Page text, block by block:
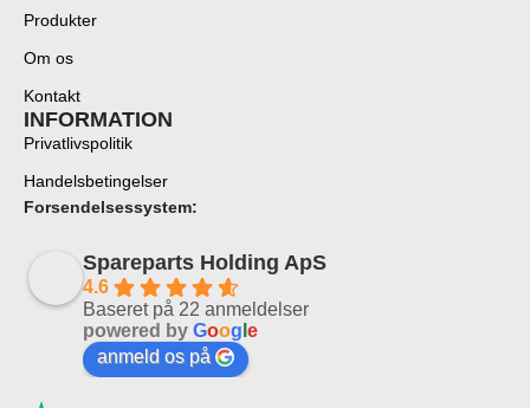
Produkter
Om os
Kontakt
INFORMATION
Privatlivspolitik
Handelsbetingelser
Forsendelsessystem:
Spareparts Holding ApS
4.6
Baseret på 22 anmeldelser
powered by Goog e
anmeld os på